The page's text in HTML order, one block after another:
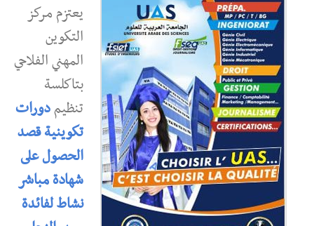
يعتزم مركز
التكوين
المهني الفلاحي
بتاكلسة
تنظيمدورات
تكوينية قصد
الحصول على
شهادة مباشر
نشاط لفائدة